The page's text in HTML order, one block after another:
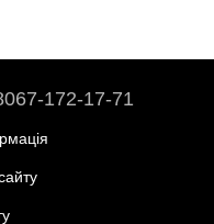
172-17-71